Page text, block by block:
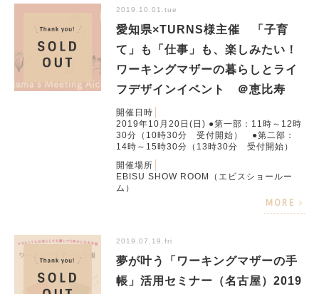
2019.10.01.tue
愛知県×TURNS様主催 「子育
て」も「仕事」も、楽しみたい！
ワーキングマザーの暮らしとライ
フデザインイベント ＠恵比寿
開催日時
2019年10月20日(日) ●第一部：11時～12時
30分（10時30分 受付開始） ●第二部：
14時～15時30分（13時30分 受付開始）
開催場所
EBISU SHOW ROOM（エビスショールー
ム）
MORE
2019.07.19.fri
夢が叶う「ワーキングマザーの手
帳」活用セミナー（名古屋）2019